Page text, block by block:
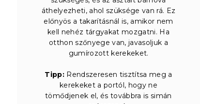
áthelyezheti, ahol szüksége van rá. Ez
előnyös a takarításnál is, amikor nem
kell nehéz tárgyakat mozgatni. Ha
otthon szőnyege van, javasoljuk a
gumírozott kerekeket.
Tipp: Rendszeresen tisztítsa meg a
kerekeket a portól, hogy ne
tömődjenek el, és továbbra is simán